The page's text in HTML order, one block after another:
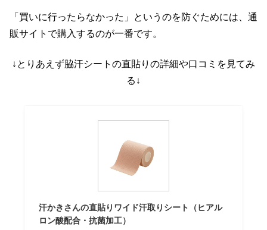
「買いに行ったらなかった」というのを防ぐためには、通
販サイトで購入するのが一番です。
↓とりあえず脇汗シートの直貼りの詳細や口コミを見てみ
る↓
汗かきさんの直貼りワイド汗取りシート（ヒアル
ロン酸配合・抗菌加工）